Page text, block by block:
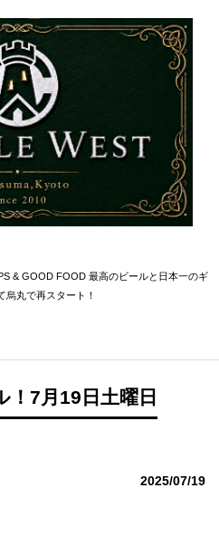
& GOOD FOOD 最高のビールと日本一のギ
烏丸で再スタート！
！7月19日土曜日
2025/07/19